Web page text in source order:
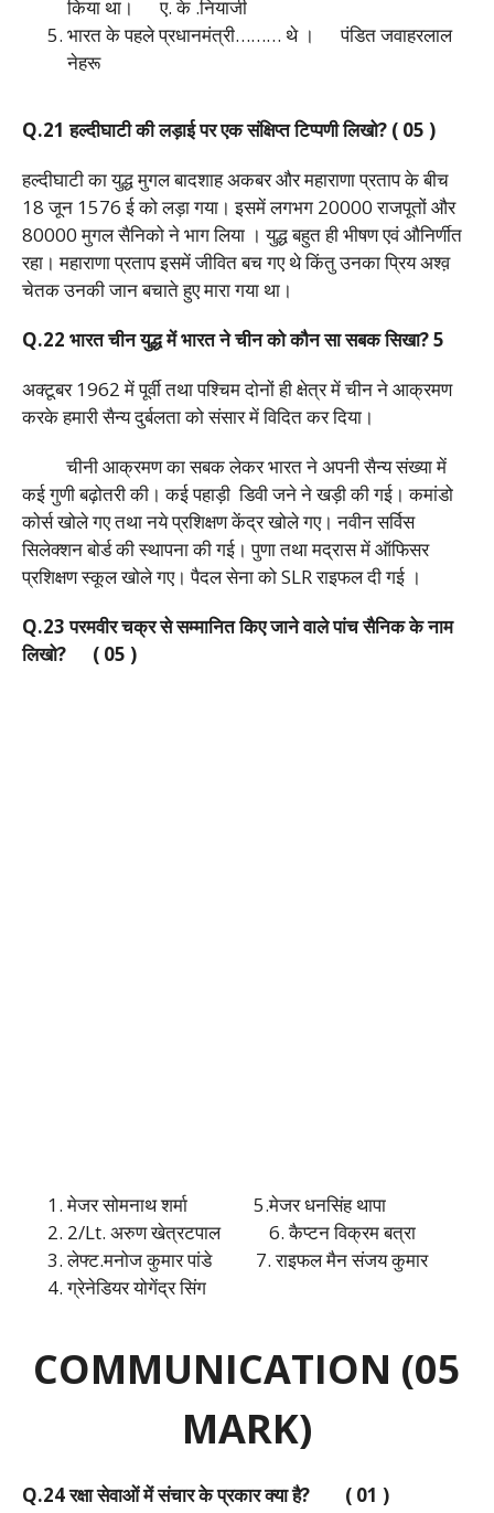
किया था।ए. के .नियाजी
भारत के पहले प्रधानमंत्री……… थे ।पंडित जवाहरलाल
नेहरू
Q.21 हल्दीघाटी की लड़ाई पर एक संक्षिप्त टिप्पणी लिखो? ( 05 )
हल्दीघाटी का युद्ध मुगल बादशाह अकबर और महाराणा प्रताप के बीच
18 जून 1576 ई को लड़ा गया। इसमें लगभग 20000 राजपूतों और
80000 मुगल सैनिको ने भाग लिया । युद्ध बहुत ही भीषण एवं औनिर्णीत
रहा। महाराणा प्रताप इसमें जीवित बच गए थे किंतु उनका प्रिय अश्व़
चेतक उनकी जान बचाते हुए मारा गया था।
Q.22 भारत चीन युद्ध में भारत ने चीन को कौन सा सबक सिखा? 5
अक्टूबर 1962 में पूर्वी तथा पश्चिम दोनों ही क्षेत्र में चीन ने आक्रमण
करके हमारी सैन्य दुर्बलता को संसार में विदित कर दिया।
चीनी आक्रमण का सबक लेकर भारत ने अपनी सैन्य संख्या में
कई गुणी बढ़ोतरी की। कई पहाड़ी डिवी जने ने खड़ी की गई। कमांडो
कोर्स खोले गए तथा नये प्रशिक्षण केंद्र खोले गए। नवीन सर्विस
सिलेक्शन बोर्ड की स्थापना की गई। पुणा तथा मद्रास में ऑफिसर
प्रशिक्षण स्कूल खोले गए। पैदल सेना को SLR राइफल दी गई ।
Q.23 परमवीर चक्र से सम्मानित किए जाने वाले पांच सैनिक के नाम
लिखो? ( 05 )
मेजर सोमनाथ शर्मा 5.मेजर धनसिंह थापा
2/Lt. अरुण खेत्रटपाल 6. कैप्टन विक्रम बत्रा
लेफ्ट.मनोज कुमार पांडे 7. राइफल मैन संजय कुमार
ग्रेनेडियर योगेंद्र सिंग
COMMUNICATION (05
MARK)
Q.24 रक्षा सेवाओं में संचार के प्रकार क्या है? ( 01 )